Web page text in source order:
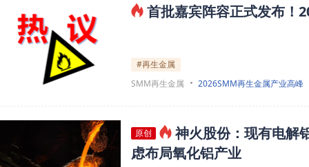
首批嘉宾阵容正式发布！
#再生金属
SMM再生金属
2026SMM再生金属产业高峰
原创
神火股份：现有电解
虑布局氧化铝产业